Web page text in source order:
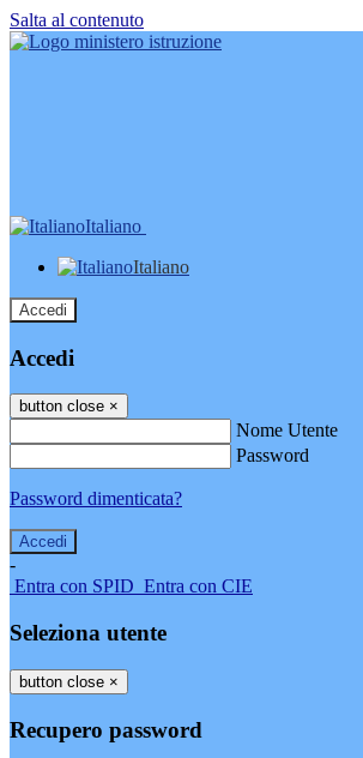
Salta al contenuto
Italiano
Italiano
Accedi
Accedi
button close ×
Nome Utente
Password
Password dimenticata?
-
Entra con SPID Entra con CIE
Seleziona utente
button close ×
Recupero password